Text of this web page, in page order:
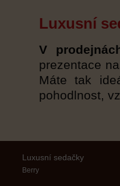
Luxusní
V
prezentace
Máte tak
pohodlnost,
Luxusní sedačky
Berry